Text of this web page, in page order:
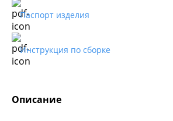
Описание
Паспорт изделия
Инструкция по сборке